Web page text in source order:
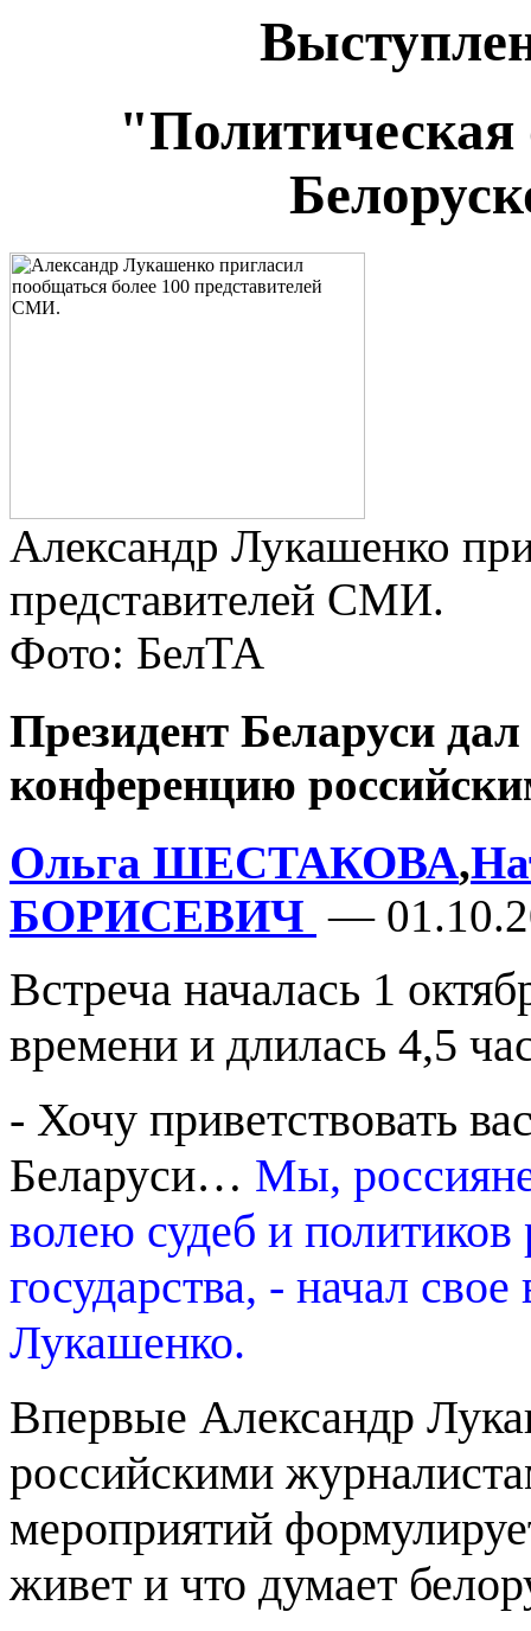
"Политическая
Александр Лукашенко
представителей СМИ.
Фото: БелТА
Президент Беларуси
конференцию
Ольга ШЕСТАКОВА,
БОРИСЕВИЧ —
Встреча началась 1
времени и длилась 4,5
- Хочу приветствовать
Беларуси… Мы,
волею судеб и политиков
государства, - начал
Лукашенко.
Впервые Александр
российскими
мероприятий
живет и что думает